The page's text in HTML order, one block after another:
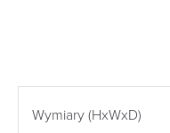
Wymiary (HxWxD)